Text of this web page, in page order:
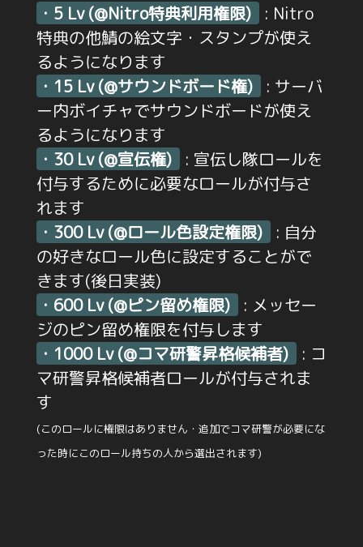
・5 Lv (@Nitro特典利用権限)
: Nitro
特典の他鯖の絵文字・スタンプが使え
るようになります
・15 Lv (@サウンドボード権)
: サーバ
ー内ボイチャでサウンドボードが使え
るようになります
・30 Lv (@宣伝権)
: 宣伝し隊ロールを
付与するために必要なロールが付与さ
れます
・300 Lv (@ロール色設定権限)
: 自分
の好きなロール色に設定することがで
きます(後日実装)
・600 Lv (@ピン留め権限)
: メッセー
ジのピン留め権限を付与します
・1000 Lv (@コマ研警昇格候補者)
: コ
マ研警昇格候補者ロールが付与されま
す
(このロールに権限はありません・追加でコマ研警が必要にな
った時にこのロール持ちの人から選出されます)